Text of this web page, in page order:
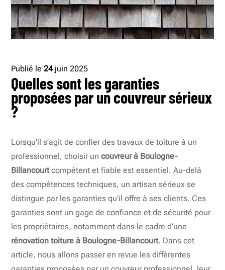
Publié le24juin 2025
Quelles sont les garanties
proposées par un couvreur sérieux
?
Lorsqu’il s’agit de confier des travaux de toiture à un
professionnel, choisir uncouvreur à Boulogne-
Billancourtcompétent et fiable est essentiel. Au-delà
des compétences techniques, un artisan sérieux se
distingue par les garanties qu’il offre à ses clients. Ces
garanties sont un gage de confiance et de sécurité pour
les propriétaires, notamment dans le cadre d’une
rénovation toiture à Boulogne-Billancourt. Dans cet
article, nous allons passer en revue les différentes